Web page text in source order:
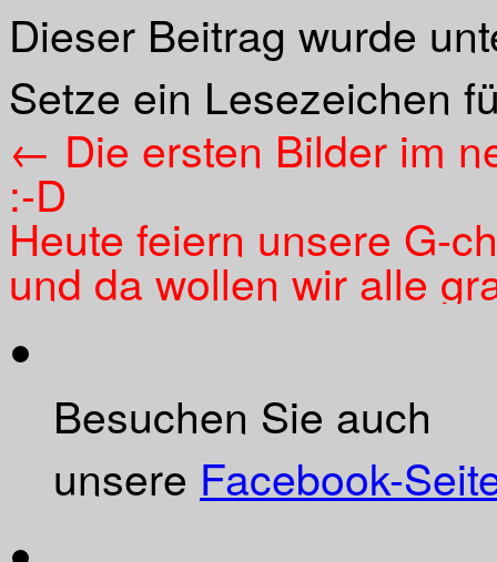
Dieser Beitrag wurde
Setze ein Lesezeichen
← Die ersten Bilder im
:-D
Heute feiern unsere G-
und da wollen wir alle
Besuchen Sie auch
unsere Facebook-